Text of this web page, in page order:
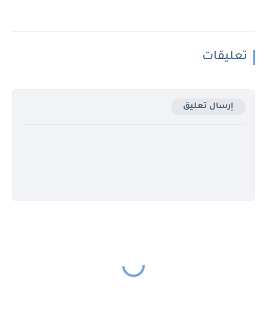
تعليقات
إرسال تعليق